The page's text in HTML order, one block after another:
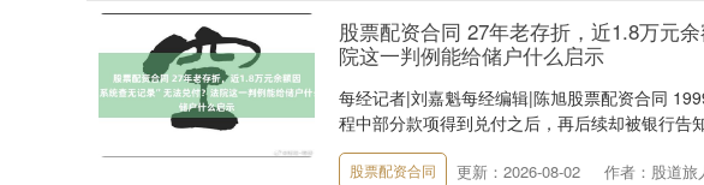
股票配资合同 27年老存折，近1.8万元
院这一判例能给储户什么启示
每经记者|刘嘉魁每经编辑|陈旭股票配资合同
程中部分款项得到兑付之后，再后续却被银行告
股票配资合同 更新：2026-08-02 作者：股道旅